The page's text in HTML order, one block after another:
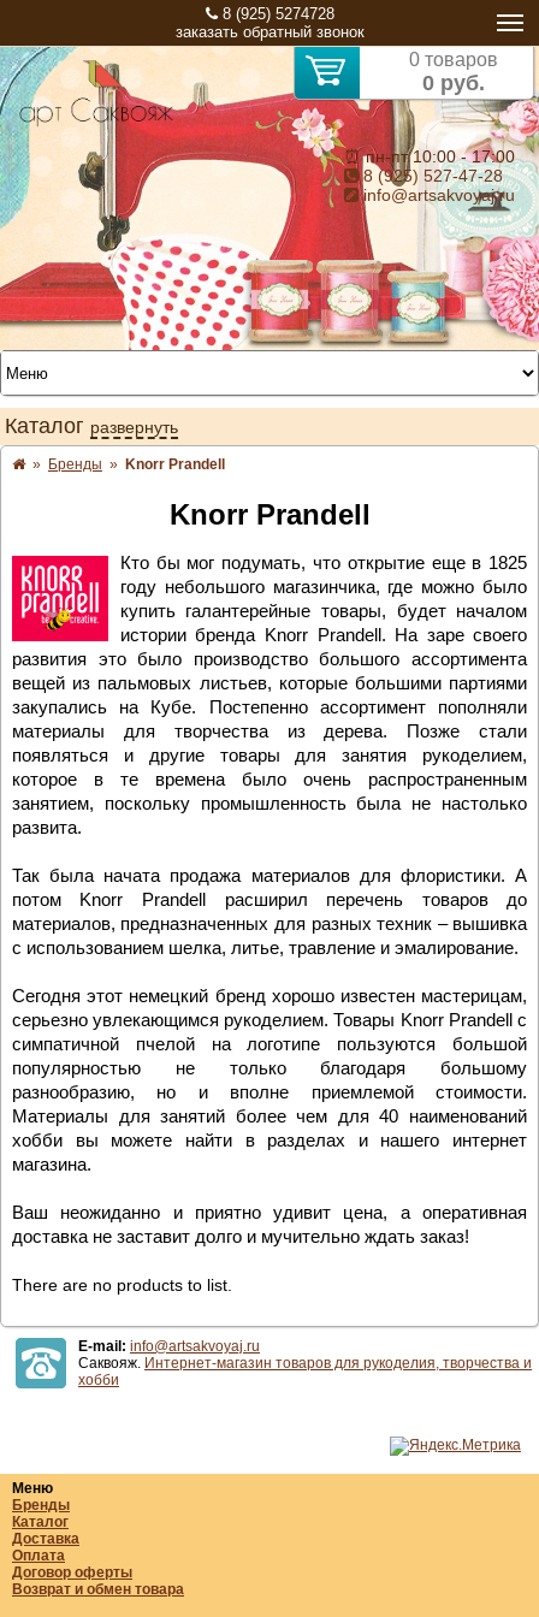
8 (925) 5274728
заказать обратный звонок
0 товаров
0 руб.
⏰ пн-пт 10:00 - 17:00
8 (925) 527-47-28
info@artsakvoyaj.ru
Каталог развернуть
» Бренды » Knorr Prandell
Knorr Prandell
Кто бы мог подумать, что открытие еще в 1825
году небольшого магазинчика, где можно было
купить галантерейные товары, будет началом
истории бренда Knorr Prandell. На заре своего
развития это было производство большого ассортимента
вещей из пальмовых листьев, которые большими партиями
закупались на Кубе. Постепенно ассортимент пополняли
материалы для творчества из дерева. Позже стали
появляться и другие товары для занятия рукоделием,
которое в те времена было очень распространенным
занятием, поскольку промышленность была не настолько
развита.
Так была начата продажа материалов для флористики. А
потом Knorr Prandell расширил перечень товаров до
материалов, предназначенных для разных техник – вышивка
с использованием шелка, литье, травление и эмалирование.
Сегодня этот немецкий бренд хорошо известен мастерицам,
серьезно увлекающимся рукоделием. Товары Knorr Prandell с
симпатичной пчелой на логотипе пользуются большой
популярностью не только благодаря большому
разнообразию, но и вполне приемлемой стоимости.
Материалы для занятий более чем для 40 наименований
хобби вы можете найти в разделах и нашего интернет
магазина.
Ваш неожиданно и приятно удивит цена, а оперативная
доставка не заставит долго и мучительно ждать заказ!
There are no products to list.
E-mail: info@artsakvoyaj.ru
Саквояж. Интернет-магазин товаров для рукоделия, творчества и
хобби
Меню
Бренды
Каталог
Доставка
Оплата
Договор оферты
Возврат и обмен товара